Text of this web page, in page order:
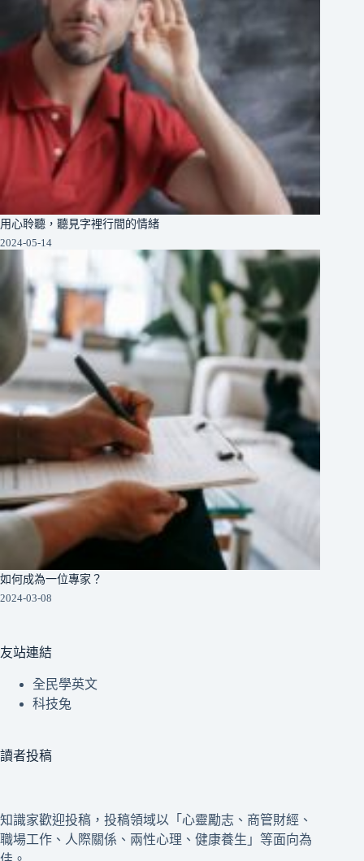
用心聆聽，聽見字裡行間的情緒
2024-05-14
如何成為一位專家？
2024-03-08
友站連結
全民學英文
科技兔
讀者投稿
知識家歡迎投稿，投稿領域以「心靈勵志、商管財經、
職場工作、人際關係、兩性心理、健康養生」等面向為